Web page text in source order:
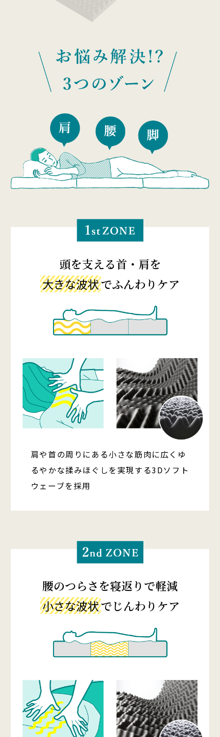
頭を支える首・肩を
大きな波状でふんわりケア
肩や首の周りにある小さな筋肉に広くゆ
るやかな揉みほぐしを実現する3Dソフト
ウェーブを採用
腰のつらさを寝返りで軽減
小さな波状でじんわりケア